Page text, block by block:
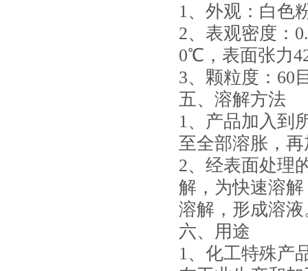
1、外观：白色
2、表观密度：
0℃，表面张力
3、颗粒度：60
五、溶解方法
1、产品加入到
至全部溶胀，
2、经表面处理
解，为快速溶
溶解，形成溶
六、用途
1、化工特殊产